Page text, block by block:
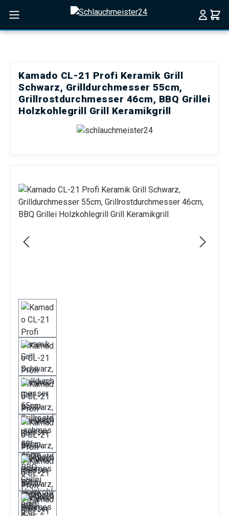
Zum Hauptinhalt springen
Kamado CL-21 Profi Keramik Grill
Schwarz, Grilldurchmesser 55cm,
Grillrostdurchmesser 46cm, BBQ Grillei
Holzkohlegrill Grill Keramikgrill
Bildergalerie überspringen